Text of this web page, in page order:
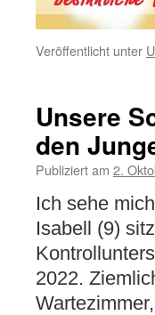
Veröffentlicht unter
Unsere
den
Publiziert am 2.
Ich sehe
Isabell (9)
2022.